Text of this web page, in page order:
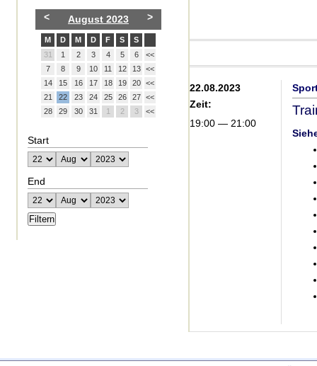
August 2023
< >
M D M D F S
S
31
1 2 3 4 5 6
<<
7
8 9 10 11 12 13
<<
14
15 16 17 18 19 20
<<
21
22 23 24 25 26 27
<<
28
29 30 31 1 2 3 <<
Start
End
22.08.2023
Zeit:
19:00 — 21:00